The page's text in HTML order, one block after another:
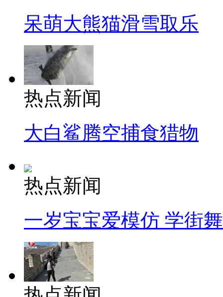
呆萌大熊猫滑雪取乐
热点新闻
大白鲨腾空捕食猎物
热点新闻
一岁宝宝爱模仿 学街